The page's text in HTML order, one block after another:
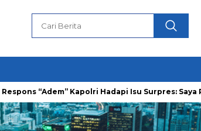
“Adem” Kapolri Hadapi Isu Surpres: Saya